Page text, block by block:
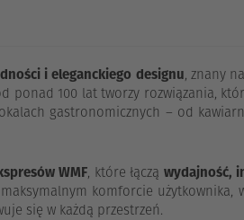
i eleganckiego designu, znany
ponad 100 lat tworzy rozwiązania,
gastronomicznych – od
WMF, które łączą wydajność,
komforcie
się w każdą przestrzeń.